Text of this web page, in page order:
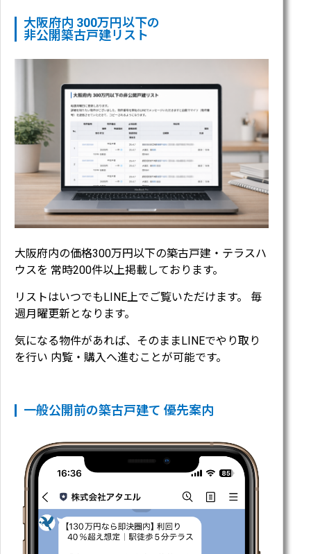
大阪府内 300万円以下の
非公開築古戸建リスト
大阪府内の価格300万円以下の築古戸建・テラスハ
ウスを 常時200件以上掲載しております。
リストはいつでもLINE上でご覧いただけます。 毎
週月曜更新となります。
気になる物件があれば、そのままLINEでやり取り
を行い 内覧・購入へ進むことが可能です。
一般公開前の築古戸建て 優先案内